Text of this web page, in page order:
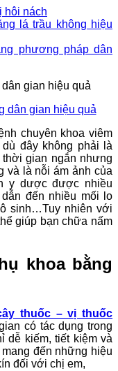
hôi nách
lá trầu không hiệu
phương pháp dân
dân gian hiệu quả
chuyên khoa viêm
đây không phải là
thời gian ngắn nhưng
và là nỗi ám ảnh của
y dược được nhiều
đến nhiều mối lo
sinh…Tuy nhiên với
giúp bạn chữa nấm
khoa bằng
thuốc – vị thuốc
có tác dụng trong
dễ kiếm, tiết kiệm và
đến những hiệu
đối với chị em,